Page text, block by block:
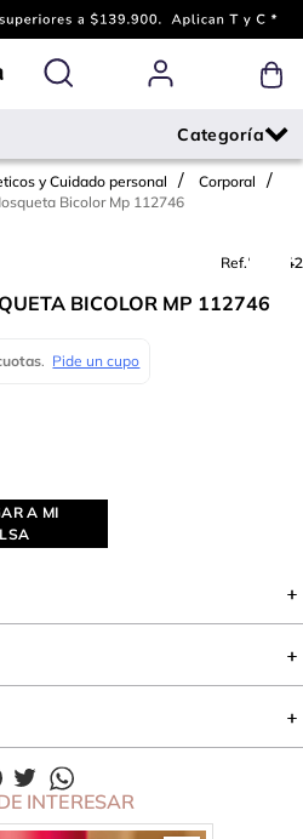
y Cuidado personal
Corporal
Bicolor Mp 112746
Ref.782942
BICOLOR MP 112746
A MI
INTERESAR